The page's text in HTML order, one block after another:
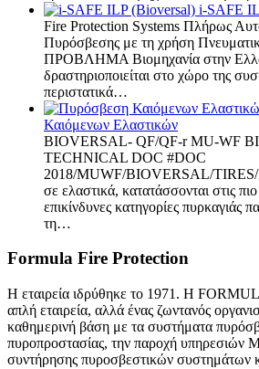
i-SAFE
Fire Protection Systems Πλήρως
Πυρόσβεσης με τη χρήση
ΠΡΟΒΛΗΜΑ Βιομηχανία στην
δραστηριοποιείται στο χώρο της
περιστατικά…
Καιόμενων Ελαστικών
BIOVERSAL- QF/QF-r MU-WF
TECHNICAL DOC #DOC
2018/MUWF/BIOVERSAL/TIRES/
σε ελαστικά, κατατάσσονται στις
επικίνδυνες κατηγορίες πυρκαγιάς
τη…
Formula Fire Protection
Η εταιρεία ιδρύθηκε το 1971. Η
απλή εταιρεία, αλλά ένας ζωντανός
καθημερινή βάση με τα συστήματα
πυροπροστασίας, την παροχή υπηρεσιών
συντήρησης πυροσβεστικών συστημάτων